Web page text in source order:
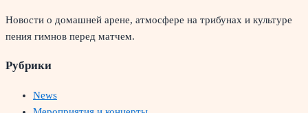
Новости о домашней арене, атмосфере на трибунах и культуре
пения гимнов перед матчем.
Рубрики
News